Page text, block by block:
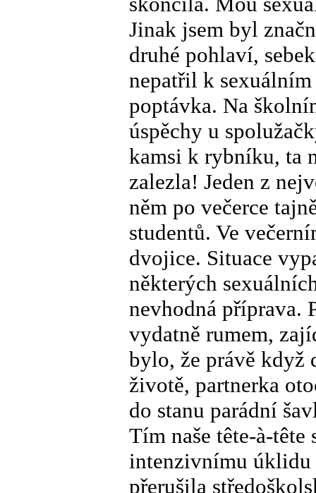
Jinak jsem byl
druhé pohlaví,
nepatřil k
poptávka. Na
úspěchy u
kamsi k rybníku, ta
zalezla! Jeden z
něm po večerce
studentů. Ve
dvojice. Situace
některých
nevhodná příprava.
vydatně rumem,
bylo, že právě když
životě, partnerka
do stanu parádní
Tím naše tête-à-
intenzivnímu úklidu
přerušila